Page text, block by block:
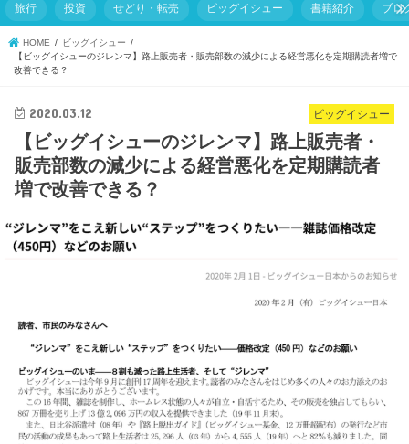
旅行 投資 せどり・転売 ビッグイシュー 書籍紹介 ブロ
HOME
ビッグイシュー
【ビッグイシューのジレンマ】路上販売者・販売部数の減少による経営悪化を定期購読者増で
改善できる？
ビッグイシュー
2020.03.12
【ビッグイシューのジレンマ】路上販売者・
販売部数の減少による経営悪化を定期購読者
増で改善できる？